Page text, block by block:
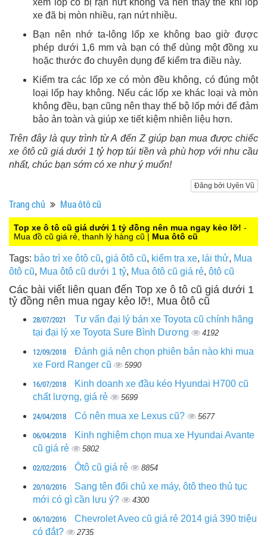
xem lốp có bị rạn nứt không và nên thay thế khi lốp
xe đã bị mòn nhiều, rạn nứt nhiều.
Bạn nên nhớ ta-lông lốp xe không bao giờ được
phép dưới 1,6 mm và bạn có thể dùng một đồng xu
hoặc thước đo chuyên dụng để kiểm tra điều này.
Kiểm tra các lốp xe có mòn đều không, có đúng một
loại lốp hay không. Nếu các lốp xe khác loại và mòn
không đều, bạn cũng nên thay thế bộ lốp mới để đảm
bảo ản toàn và giúp xe tiết kiệm nhiên liệu hơn.
Trên đây là quy trình từ A đến Z giúp bạn mua được chiếc
xe ôtô cũ giá dưới 1 tỷ hợp túi tiền và phù hợp với nhu cầu
nhất, chúc bạn sớm có xe như ý muốn!
Đăng bởi Uyên Vũ
Trang chủ Mua ôtô cũ
Top xe ô tô cũ giá dưới 1 tỷ đồng nên mua ngay kẻo lỡ! -
Mua đồ cũ giá rẻ, thanh lý hàng cũ | Mua ôtô cũ
Tags: bảo trì xe ôtô cũ, giá ôtô cũ, kiểm tra xe, lái thử, Mua
ôtô cũ, Mua ôtô cũ dưới 1 tỷ, Mua ôtô cũ giá rẻ, ôtô cũ
Các bài viết liên quan đến Top xe ô tô cũ giá dưới 1
tỷ đồng nên mua ngay kẻo lỡ!, Mua ôtô cũ
28/07/2021
Tư vấn đại lý bán xe Toyota cũ chính hãng
tại đại lý xe Toyota Sure Bình Dương
4192
12/09/2018
Đánh giá nên chọn phiên bản nào khi mua
xe Ford Ranger cũ
5990
16/07/2018
Kinh doanh xe đầu kéo Hyundai H700 cũ
chất lượng, giá rẻ
5699
24/04/2018 Có nên mua xe Lexus cũ? 5677
06/04/2018
Kinh nghiệm chọn mua xe Hyundai Avante
cũ giá rẻ
5802
02/02/2016 Ôtô cũ giá rẻ 8854
20/10/2016
Sang tên đổi chủ xe máy, ôtô theo thủ tục
mới có gì cần lưu ý?
4300
06/10/2016
Chevrolet Aveo cũ giá rẻ 2014 giá 390 triệu
có đắt?
2735